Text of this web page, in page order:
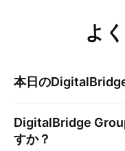
よ
本日の
DigitalBridge
すか？